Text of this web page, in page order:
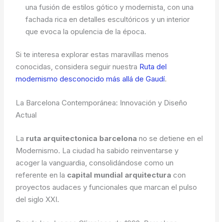
una fusión de estilos gótico y modernista, con una
fachada rica en detalles escultóricos y un interior
que evoca la opulencia de la época.
Si te interesa explorar estas maravillas menos
conocidas, considera seguir nuestra Ruta del
modernismo desconocido más allá de Gaudí.
La Barcelona Contemporánea: Innovación y Diseño
Actual
La ruta arquitectonica barcelona no se detiene en el
Modernismo. La ciudad ha sabido reinventarse y
acoger la vanguardia, consolidándose como un
referente en la capital mundial arquitectura con
proyectos audaces y funcionales que marcan el pulso
del siglo XXI.